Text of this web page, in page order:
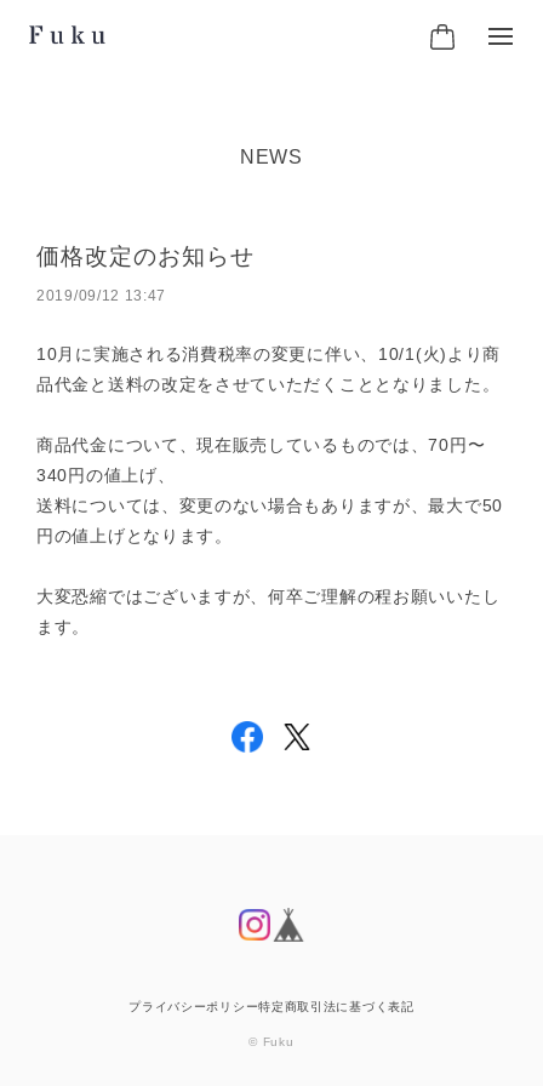
NEWS
価格改定のお知らせ
2019/09/12 13:47
10月に実施される消費税率の変更に伴い、10/1(火)より商
品代金と送料の改定をさせていただくこととなりました。
商品代金について、現在販売しているものでは、70円〜
340円の値上げ、
送料については、変更のない場合もありますが、最大で50
円の値上げとなります。
大変恐縮ではございますが、何卒ご理解の程お願いいたし
ます。
プライバシーポリシー特定商取引法に基づく表記
© Fuku